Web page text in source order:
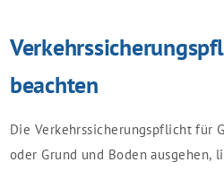
beachten
Die Verkehrssicherungspflicht für
oder Grund und Boden ausgehen,